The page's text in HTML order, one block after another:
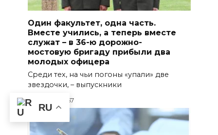
Один факультет, одна часть.
Вместе учились, а теперь вместе
служат – в 36-ю дорожно-
мостовую бригаду прибыли два
молодых офицера
Среди тех, на чьи погоны «упали» две
звездочки, – выпускники
467
RU